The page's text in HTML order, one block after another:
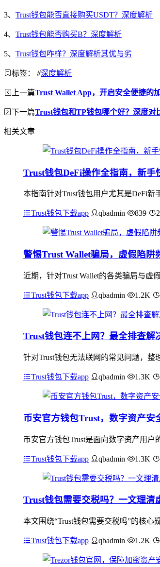
3、 Trust钱包能否直接购买USDT？深度解析
4、 Trust钱包能否购买B？深度解析
5、 Trust钱包咋样？深度解析其优与劣
标签： #深度解析
上一篇Trust Wallet App，开启安全便捷的
下一篇Trust钱包和TP钱包哪个好？深度对
相关文章
Trust钱包DeFi操作全指南，新手
本指南针对Trust钱包用户尤其是DeFi
Trust钱包下载app qbadmin 839
警惕Trust Wallet骗局，虚假陷阱
近期，针对Trust Wallet的各类骗局与
Trust钱包下载app qbadmin 1.2K
Trust钱包连不上网？最全排查解
针对Trust钱包无法联网的常见问题，
Trust钱包下载app qbadmin 1.3K
币安官方钱包Trust，数字资产安
币安官方钱包Trust是面向数字资产用
Trust钱包下载app qbadmin 1.3K
Trust钱包需要交税吗？一文理清
本文围绕“Trust钱包需要交税吗”的核
Trust钱包下载app qbadmin 1.2K